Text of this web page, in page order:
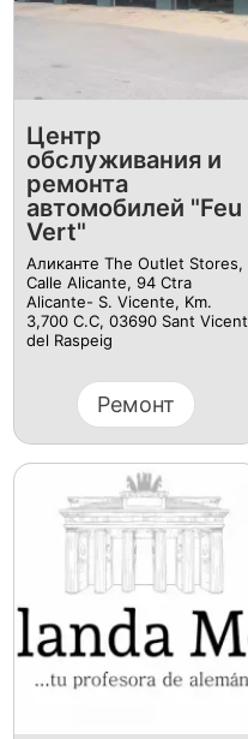
Центр
обслуживания и
ремонта
автомобилей "Feu
Vert"
Аликанте The Outlet Stores,
Calle Alicante, 94 Ctra
Alicante- S. Vicente, Km.
3,700 C.C, 03690 Sant Vicent
del Raspeig
Ремонт